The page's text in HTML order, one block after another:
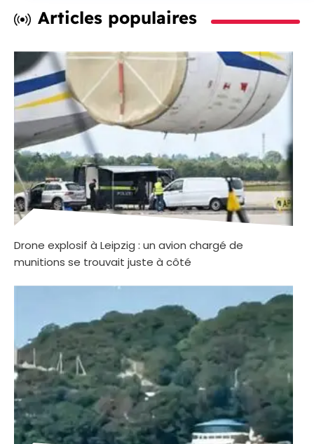
Articles populaires
Drone explosif à Leipzig : un avion chargé de
munitions se trouvait juste à côté